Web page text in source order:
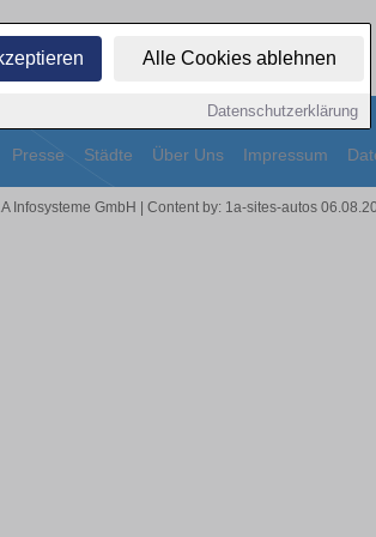
Alle Cookies ablehnen
Datenschutzerklärung
Presse Städte Über Uns Impressum
Infosysteme GmbH | Content by: 1a-sites-autos